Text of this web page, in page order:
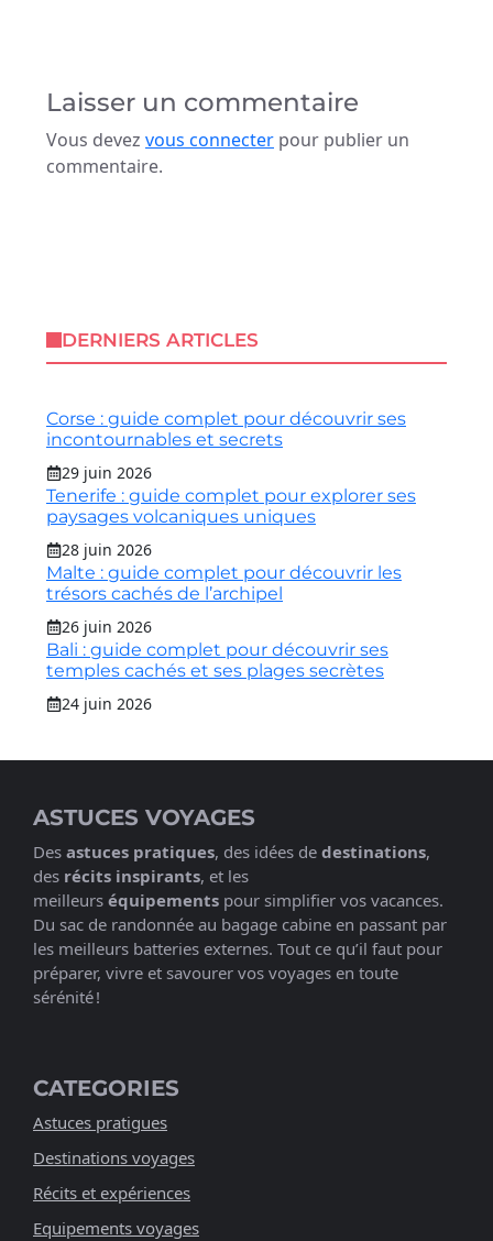
Laisser un commentaire
Vous devez vous connecter pour publier un
commentaire.
DERNIERS ARTICLES
Corse : guide complet pour découvrir ses
incontournables et secrets
29 juin 2026
Tenerife : guide complet pour explorer ses
paysages volcaniques uniques
28 juin 2026
Malte : guide complet pour découvrir les
trésors cachés de l’archipel
26 juin 2026
Bali : guide complet pour découvrir ses
temples cachés et ses plages secrètes
24 juin 2026
ASTUCES VOYAGES
Des astuces pratiques, des idées de destinations,
des récits inspirants, et les
meilleurs équipements pour simplifier vos vacances.
Du sac de randonnée au bagage cabine en passant par
les meilleurs batteries externes. Tout ce qu’il faut pour
préparer, vivre et savourer vos voyages en toute
sérénité !
CATEGORIES
Astuces pratigues
Destinations voyages
Récits et expériences
Equipements voyages